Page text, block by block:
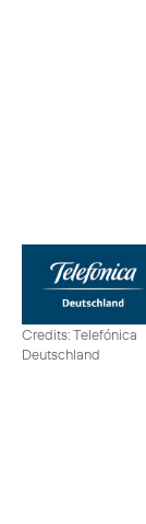
Credits: Telefónica
Deutschland